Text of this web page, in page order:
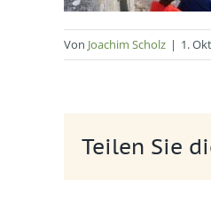
Von Joachim Scholz | 1.
Teilen Sie